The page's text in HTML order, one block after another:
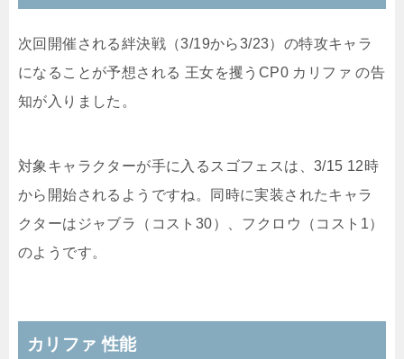
次回開催される絆決戦（3/19から3/23）の特攻キャラ
になることが予想される 王女を攫うCP0 カリファ の告
知が入りました。
対象キャラクターが手に入るスゴフェスは、3/15 12時
から開始されるようですね。同時に実装されたキャラ
クターはジャブラ（コスト30）、フクロウ（コスト1）
のようです。
カリファ 性能